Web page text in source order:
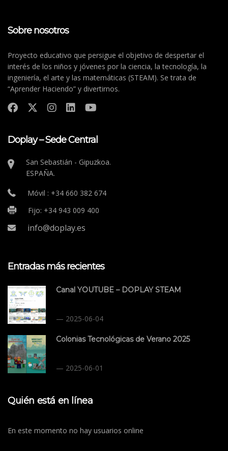
Sobre nosotros
Proyecto educativo que persigue el objetivo de despertar el
interés de los niños y jóvenes por la ciencia, la tecnología, la
ingeniería, el arte y las matemáticas (STEAM). Se trata de
“Aprender Haciendo” y divertirnos.
Doplay – Sede Central
San Sebastián - Gipuzkoa.
ESPAÑA.
Móvil : +34 660 382 674
Fijo: +34 943 009 400
info@doplay.es
Entradas más recientes
Canal YOUTUBE – DOPLAY STEAM
2025-06-04
Colonias Tecnológicas de Verano 2025
2025-06-01
Quién está en línea
En este momento no hay usuarios online